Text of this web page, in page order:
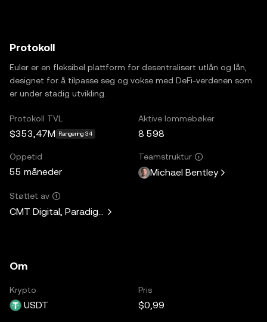
Protokoll
Euler er en fleksibel plattform for desentralisert utlån og lån,
designet for å tilpasse seg og vokse med DeFi-verdenen som
er under stadig utvikling.
Protokoll TVL
$353,47M Rangering 34
Aktive lommebøker
8 598
Oppetid
55 måneder
Teamstruktur
Michael Bentley
Støttet av
CMT Digital, Paradigm, Lemniscap, Kain Warwick, Hasu,
Om
Krypto
USDT
Pris
$0,99